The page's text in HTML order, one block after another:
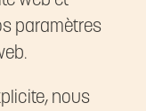
paramètres
nous